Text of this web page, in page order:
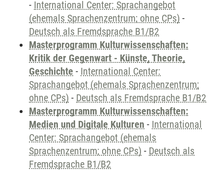
- International Center: Sprachangebot
(ehemals Sprachenzentrum; ohne CPs) -
Deutsch als Fremdsprache B1/B2
Masterprogramm Kulturwissenschaften:
Kritik der Gegenwart - Künste, Theorie,
Geschichte - International Center:
Sprachangebot (ehemals Sprachenzentrum;
ohne CPs) - Deutsch als Fremdsprache B1/B2
Masterprogramm Kulturwissenschaften:
Medien und Digitale Kulturen - International
Center: Sprachangebot (ehemals
Sprachenzentrum; ohne CPs) - Deutsch als
Fremdsprache B1/B2